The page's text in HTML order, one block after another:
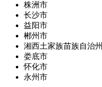
株洲市
长沙市
益阳市
郴州市
湘西土家族苗族自治州
娄底市
怀化市
永州市